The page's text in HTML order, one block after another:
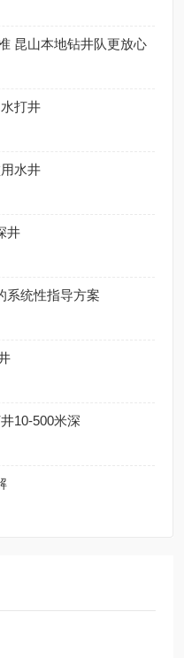
昆山本地钻井队更放心
打井
水井
井
系统性指导方案
10-500米深